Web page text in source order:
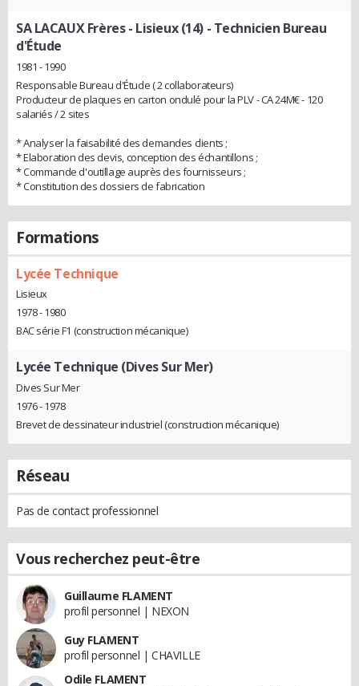
SA LACAUX Frères - Lisieux (14)- Technicien Bureau
d'Étude
1981 - 1990
Responsable Bureau d'Étude ( 2 collaborateurs)
Producteur de plaques en carton ondulé pour la PLV - CA 24M€ - 120
salariés / 2 sites
* Analyser la faisabilité des demandes clients ;
* Elaboration des devis, conception des échantillons ;
* Commande d'outillage auprès des fournisseurs ;
* Constitution des dossiers de fabrication
Formations
Lycée Technique
Lisieux
1978 - 1980
BAC série F1 (construction mécanique)
Lycée Technique (Dives Sur Mer)
Dives Sur Mer
1976 - 1978
Brevet de dessinateur industriel (construction mécanique)
Réseau
Pas de contact professionnel
Vous recherchez peut-être
Guillaume FLAMENT
profil personnel | NEXON
Guy FLAMENT
profil personnel | CHAVILLE
Odile FLAMENT